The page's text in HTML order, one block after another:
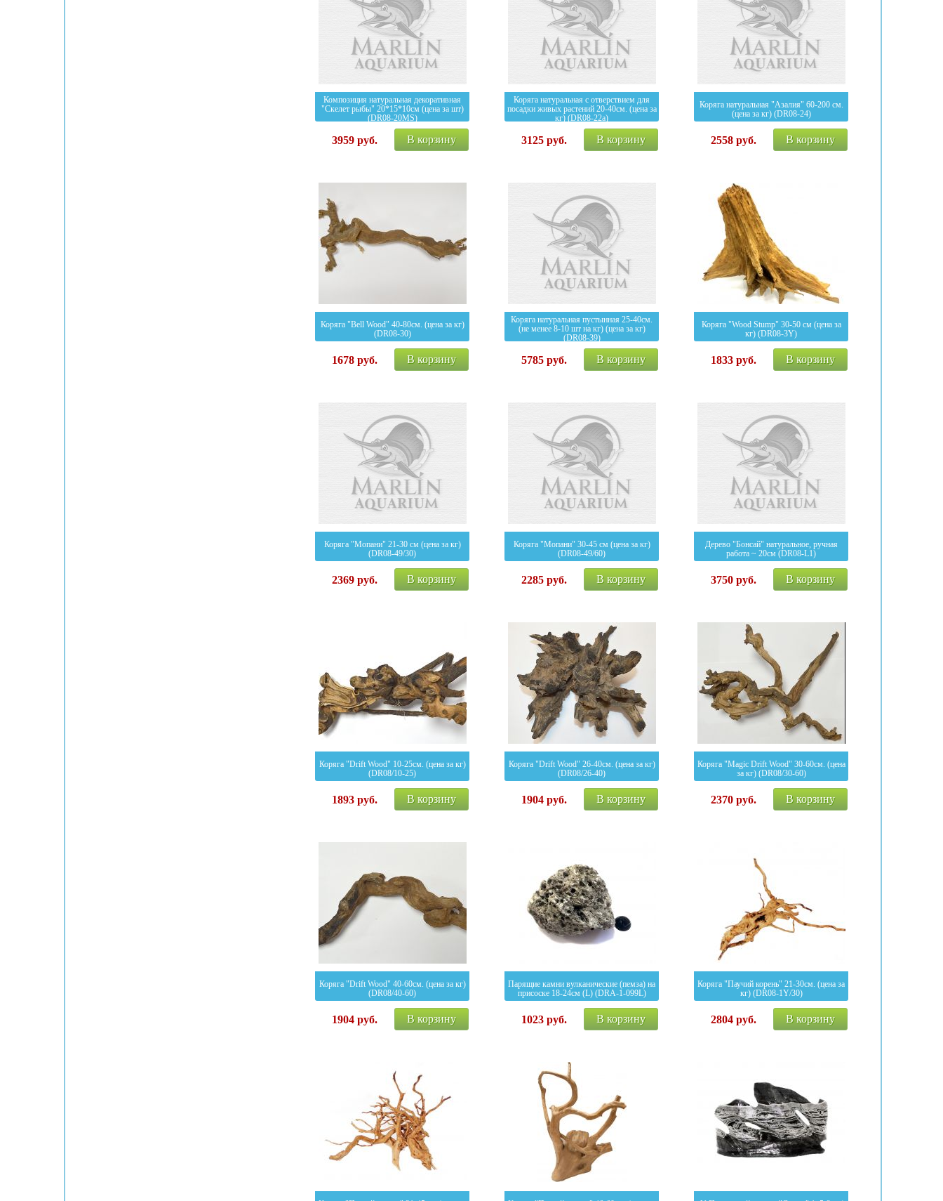
Композиция натуральная декоративная
"Скелет рыбы" 20*15*10см (цена за шт)
(DR08-20MS)
3959руб. В корзину
Коряга натуральная с отверствием для
посадки живых растений 20-40см. (цена за
кг) (DR08-22a)
3125руб. В корзину
Коряга натуральная "Азалия" 60-200 см.
(цена за кг) (DR08-24)
2558руб. В корзину
Коряга "Bell Wood" 40-80см. (цена за кг)
(DR08-30)
1678руб. В корзину
Коряга натуральная пустынная 25-40см.
(не менее 8-10 шт на кг) (цена за кг)
(DR08-39)
5785руб. В корзину
Коряга "Wood Stump" 30-50 см (цена за
кг) (DR08-3Y)
1833руб. В корзину
Коряга "Мопани" 21-30 см (цена за кг)
(DR08-49/30)
2369руб. В корзину
Коряга "Мопани" 30-45 см (цена за кг)
(DR08-49/60)
2285руб. В корзину
Дерево "Бонсай" натуральное, ручная
работа ~ 20см (DR08-L1)
3750руб. В корзину
Коряга "Drift Wood" 10-25см. (цена за кг)
(DR08/10-25)
1893руб. В корзину
Коряга "Drift Wood" 26-40см. (цена за кг)
(DR08/26-40)
1904руб. В корзину
Коряга "Magic Drift Wood" 30-60см. (цена
за кг) (DR08/30-60)
2370руб. В корзину
Коряга "Drift Wood" 40-60см. (цена за кг)
(DR08/40-60)
1904руб. В корзину
Парящие камни вулканические (пемза) на
присоске 18-24см (L) (DRA-1-099L)
1023руб. В корзину
Коряга "Паучий корень" 21-30см. (цена за
кг) (DR08-1Y/30)
2804руб. В корзину